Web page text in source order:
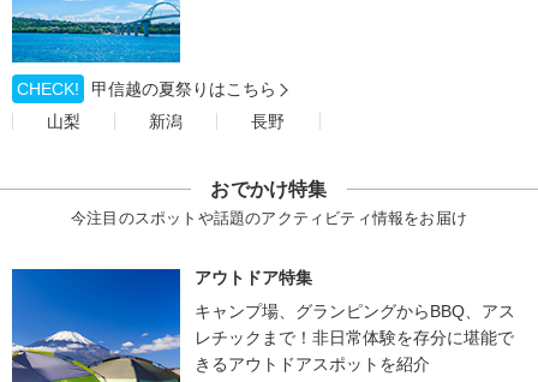
CHECK!
甲信越の夏祭りはこちら
山梨
新潟 長野
おでかけ特集
今注目のスポットや話題のアクティビティ情報をお届け
アウトドア特集
キャンプ場、グランピングからBBQ、アス
レチックまで！非日常体験を存分に堪能で
きるアウトドアスポットを紹介